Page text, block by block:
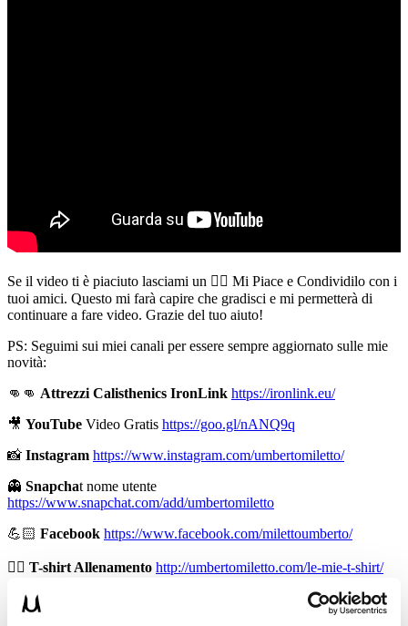
Se il video ti è piaciuto lasciami un 👍🏻 Mi Piace e Condividilo con i
tuoi amici. Questo mi farà capire che gradisci e mi permetterà di
continuare a fare video. Grazie del tuo aiuto!
PS: Seguimi sui miei canali per essere sempre aggiornato sulle mie
novità:
👊👊 Attrezzi Calisthenics IronLink https://ironlink.eu/
🎥 YouTube Video Gratis https://goo.gl/nANQ9q
📸 Instagram https://www.instagram.com/umbertomiletto/
👻 Snapchat nome utente
https://www.snapchat.com/add/umbertomiletto
💪🏻 Facebook https://www.facebook.com/milettoumberto/
🏋🏻 T-shirt Allenamento http://umbertomiletto.com/le-mie-t-shirt/
👕Abbigliamento Burningate http://shop.burningate.com/